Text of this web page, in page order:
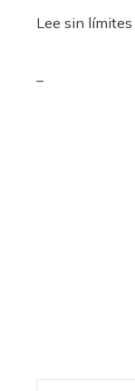
Lee sin límites